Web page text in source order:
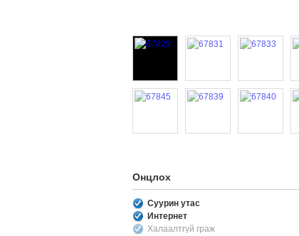
Онцлох
Суурин утас
Интернет
Халаалтгүй граж